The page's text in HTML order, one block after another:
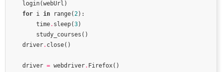
for i in range(2
        time
. sleep(3
    driver
.
    driver
= webdriver.